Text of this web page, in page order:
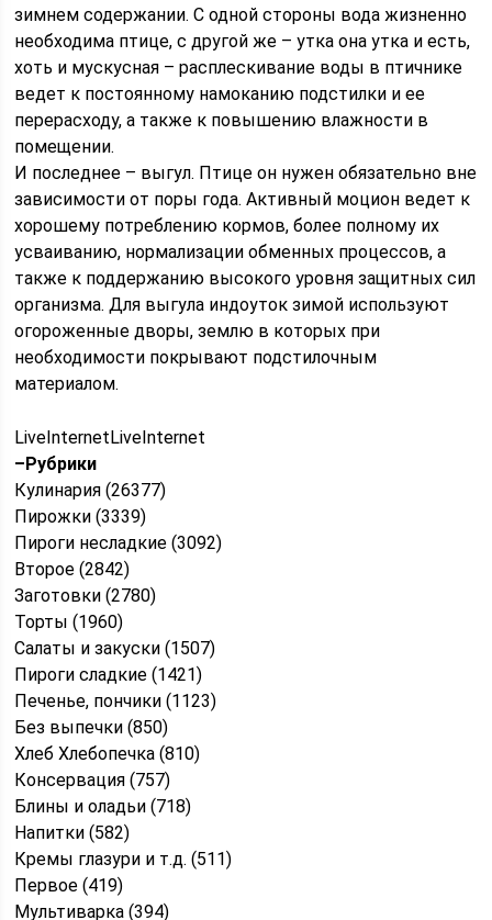
зимнем содержании. С одной стороны вода жизненно
необходима птице, с другой же – утка она утка и есть,
хоть и мускусная – расплескивание воды в птичнике
ведет к постоянному намоканию подстилки и ее
перерасходу, а также к повышению влажности в
помещении.
И последнее – выгул. Птице он нужен обязательно вне
зависимости от поры года. Активный моцион ведет к
хорошему потреблению кормов, более полному их
усваиванию, нормализации обменных процессов, а
также к поддержанию высокого уровня защитных сил
организма. Для выгула индоуток зимой используют
огороженные дворы, землю в которых при
необходимости покрывают подстилочным
материалом.
LiveInternetLiveInternet
–Рубрики
Кулинария (26377)
Пирожки (3339)
Пироги несладкие (3092)
Второе (2842)
Заготовки (2780)
Торты (1960)
Салаты и закуски (1507)
Пироги сладкие (1421)
Печенье, пончики (1123)
Без выпечки (850)
Хлеб Хлебопечка (810)
Консервация (757)
Блины и оладьи (718)
Напитки (582)
Кремы глазури и т.д. (511)
Первое (419)
Мультиварка (394)